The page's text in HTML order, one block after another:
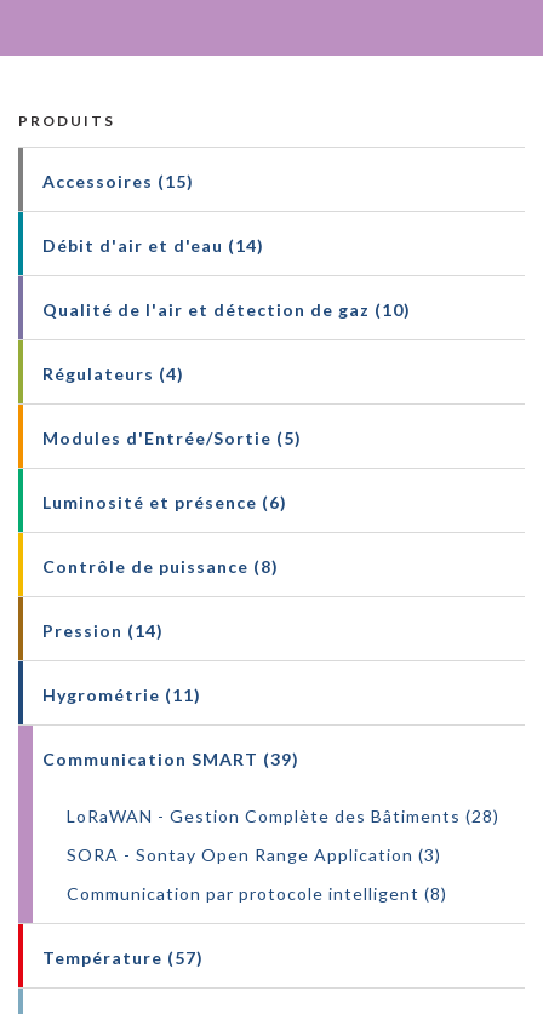
PRODUITS
Accessoires (15)
Débit d'air et d'eau (14)
Qualité de l'air et détection de gaz (10)
Régulateurs (4)
Modules d'Entrée/Sortie (5)
Luminosité et présence (6)
Contrôle de puissance (8)
Pression (14)
Hygrométrie (11)
Communication SMART (39)
LoRaWAN - Gestion Complète des Bâtiments (28)
SORA - Sontay Open Range Application (3)
Communication par protocole intelligent (8)
Température (57)